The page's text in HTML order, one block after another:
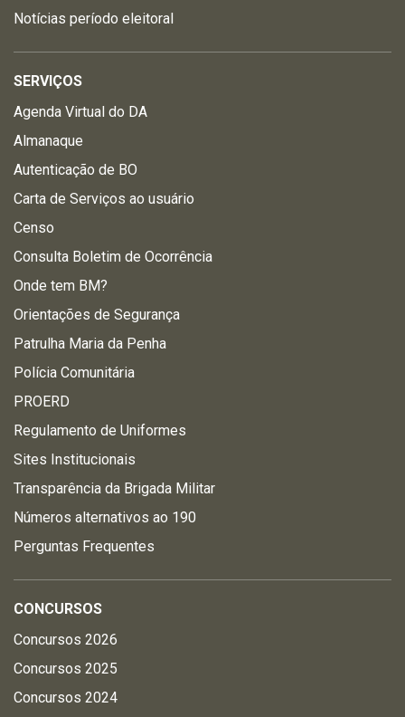
Notícias período eleitoral
SERVIÇOS
Agenda Virtual do DA
Almanaque
Autenticação de BO
Carta de Serviços ao usuário
Censo
Consulta Boletim de Ocorrência
Onde tem BM?
Orientações de Segurança
Patrulha Maria da Penha
Polícia Comunitária
PROERD
Regulamento de Uniformes
Sites Institucionais
Transparência da Brigada Militar
Números alternativos ao 190
Perguntas Frequentes
CONCURSOS
Concursos 2026
Concursos 2025
Concursos 2024